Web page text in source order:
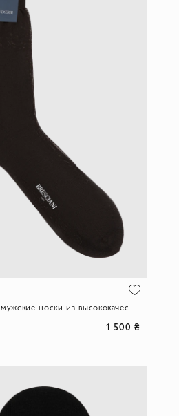
1 500 ₴